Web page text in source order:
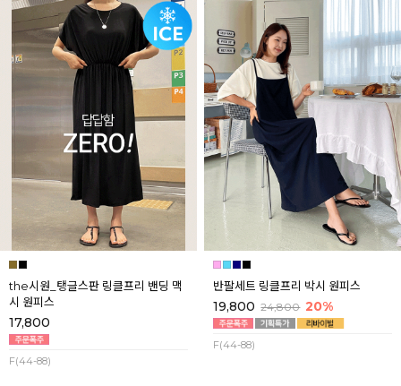
the시원_탱글스판 링클프리 밴딩 맥
시 원피스
17,800
F(44-88)
반팔세트 링클프리 박시 원피스
19,800 24,800 20%
F(44-88)